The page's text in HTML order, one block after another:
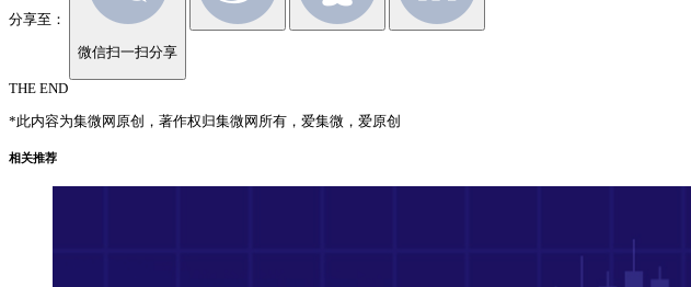
分享至：
微信扫一扫分享
THE END
*此内容为集微网原创，著作权归集微网所有，爱集微，爱原创
相关推荐